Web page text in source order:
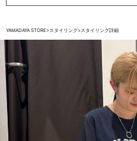
ログイン
お気に入り
CATEGORYから探す
STORE BRAND・LABELから探
YAMADAYA STORE>スタイリング>スタイリング詳細
ログ